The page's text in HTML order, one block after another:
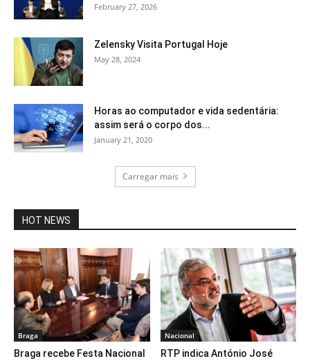
February 27, 2026
Zelensky Visita Portugal Hoje
May 28, 2024
Horas ao computador e vida sedentária:
assim será o corpo dos...
January 21, 2020
Carregar mais
HOT NEWS
Braga
Braga recebe Festa Nacional
Nacional
RTP indica António José